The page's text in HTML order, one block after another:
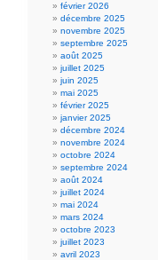
février 2026
décembre 2025
novembre 2025
septembre 2025
août 2025
juillet 2025
juin 2025
mai 2025
février 2025
janvier 2025
décembre 2024
novembre 2024
octobre 2024
septembre 2024
août 2024
juillet 2024
mai 2024
mars 2024
octobre 2023
juillet 2023
avril 2023